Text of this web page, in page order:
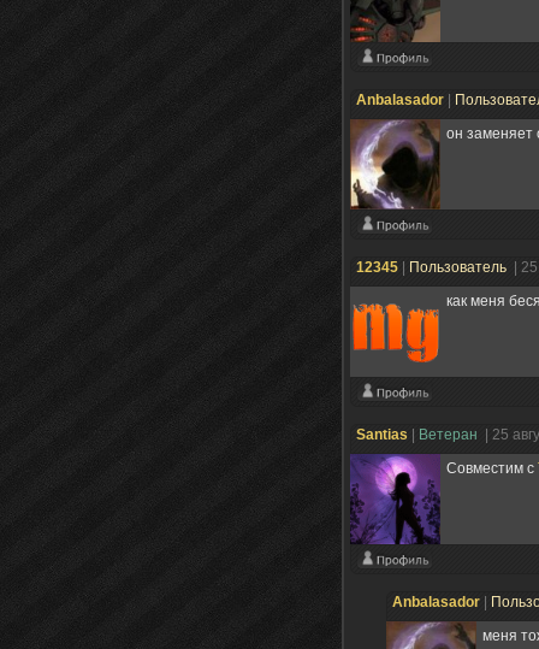
Anbalasador
он заменяет
12345 Пользователь
|
как меня
Santias Ветеран
| 25
Совместим с
Anbalasador
меня